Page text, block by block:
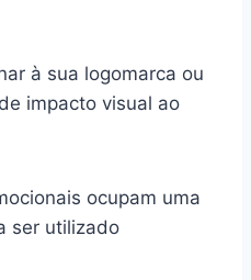
à sua logomarca ou
impacto visual ao
ocupam uma
ser utilizado